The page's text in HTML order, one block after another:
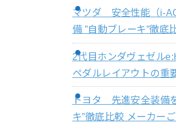
マツダ 安全性能（i-
備 ”自動ブレーキ”徹
2代目ホンダヴェゼル
ペダルレイアウトの重
トヨタ 先進安全装
キ”徹底比較 メーカー